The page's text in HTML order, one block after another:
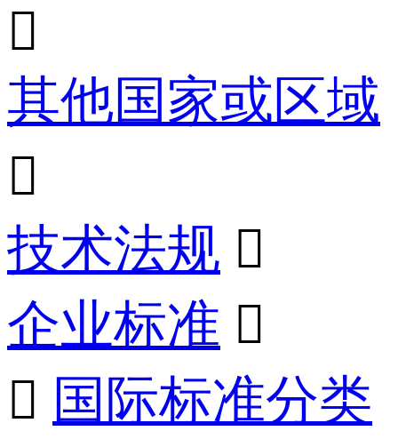

其他国家或区域

技术法规 
企业标准 
 国际标准分类